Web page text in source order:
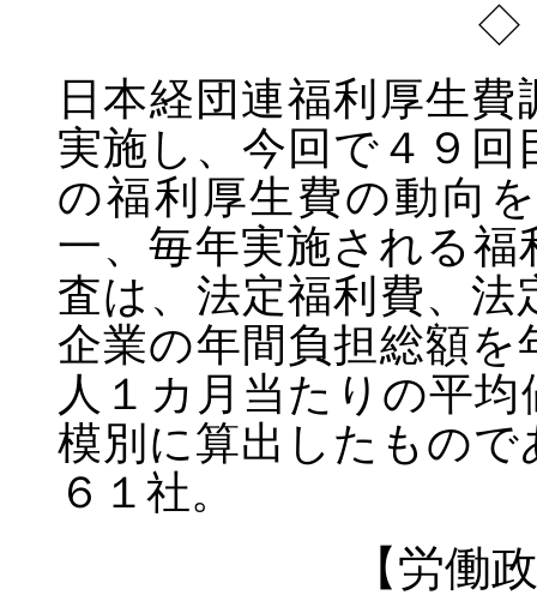
日本経団連福利厚生
実施し、今回で４９
の福利厚生費の動向
一、毎年実施される
査は、法定福利費、
企業の年間負担総額
人１カ月当たりの平
模別に算出したもの
６１社。
【労働